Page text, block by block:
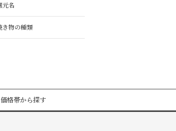
元名
き物の種類
価格帯から探す